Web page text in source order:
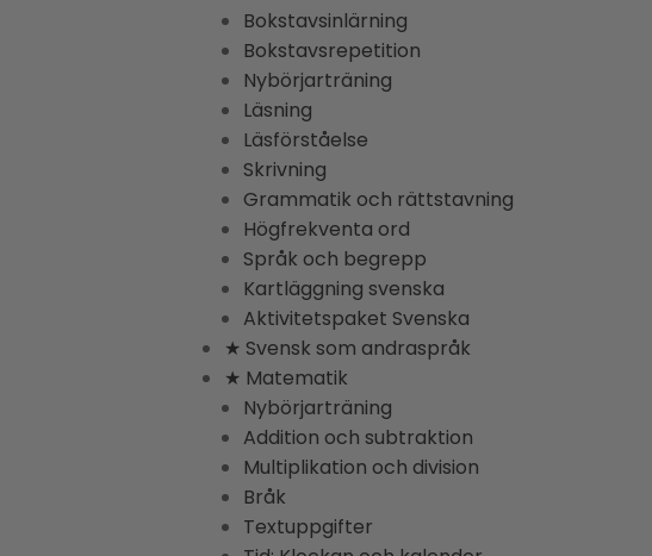
Bokstavsinlärning
Bokstavsrepetition
Nybörjarträning
Läsning
Läsförståelse
Skrivning
Grammatik och rättstavning
Högfrekventa ord
Språk och begrepp
Kartläggning svenska
Aktivitetspaket Svenska
★ Svensk som andraspråk
★ Matematik
Nybörjarträning
Addition och subtraktion
Multiplikation och division
Bråk
Textuppgifter